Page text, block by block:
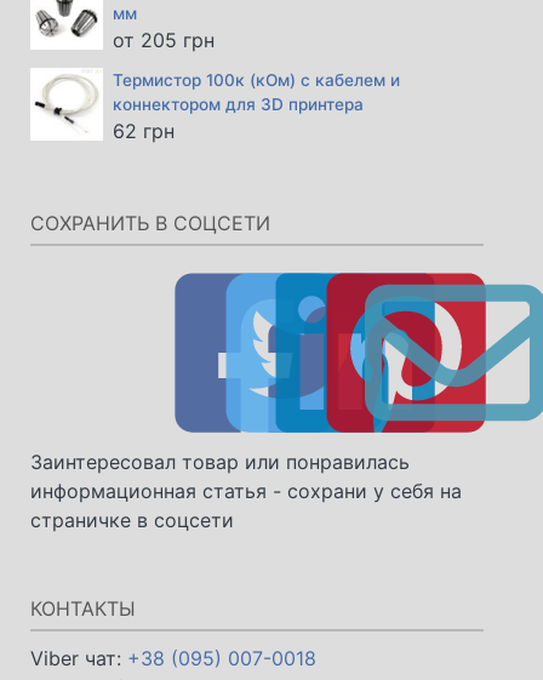
мм
от 205 грн
Термистор 100к (кОм) с кабелем и
коннектором для 3D принтера
62 грн
СОХРАНИТЬ В СОЦСЕТИ
Заинтересовал товар или понравилась
информационная статья - сохрани у себя на
страничке в соцсети
КОНТАКТЫ
Viber чат: +38 (095) 007-0018